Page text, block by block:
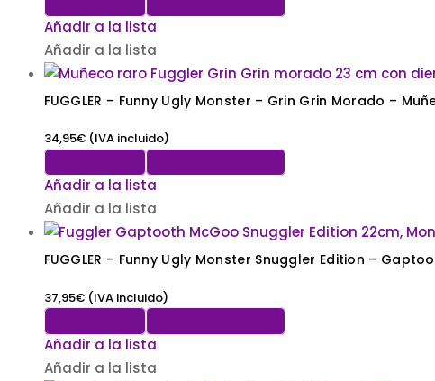
Añadir a la lista
Añadir a la lista
FUGGLER – Funny Ugly Monster –
34,95€ (IVA incluido)
Añadir a la lista
Añadir a la lista
FUGGLER – Funny Ugly Monster Snuggler Edition –
37,95€ (IVA incluido)
Añadir a la lista
Añadir a la lista